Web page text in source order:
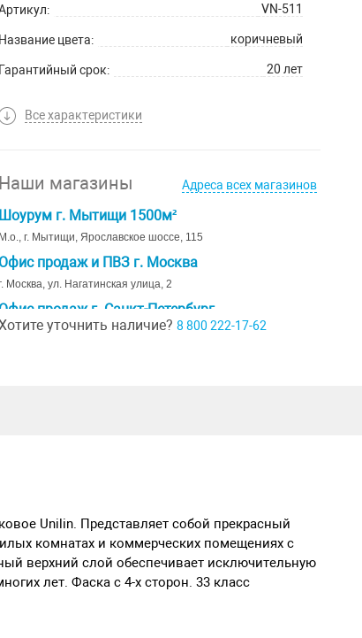
VN-511
Название цвета: коричневый
Гарантийный срок: 20 лет
Все характеристики
Наши магазины Адреса всех магазинов
Шоурум г. Мытищи 1500м²
М.о., г. Мытищи, Ярославское шоссе, 115
Офис продаж и ПВЗ г. Москва
Москва, ул. Нагатинская улица, 2
Офис продаж г. Санкт-Петербург
Санкт-Петербург, ул. Ивана Черных д. 29
уточнить наличие? 8 800 222-17-62
Unilin. Представляет собой прекрасный
комнатах и коммерческих помещениях с
верхний слой обеспечивает исключительную
лет. Фаска с 4-х сторон. 33 класс